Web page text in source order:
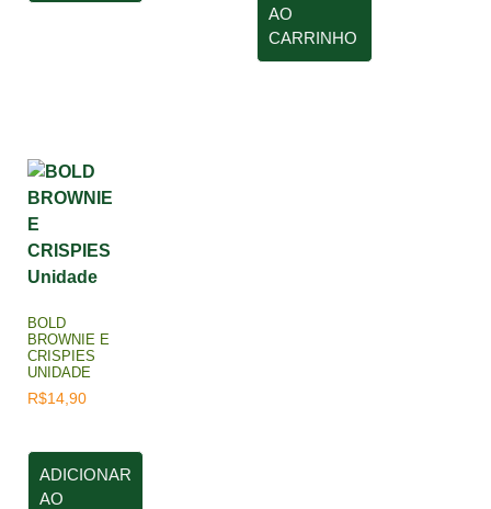
AO
CARRINHO
BOLD
BROWNIE E
CRISPIES
UNIDADE
R$14,90
ADICIONAR
AO